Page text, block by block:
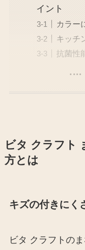
イント
カラー
キッチ
抗菌性
ビタ クラフト
方とは
キズの付きにく
ビタ クラフトの